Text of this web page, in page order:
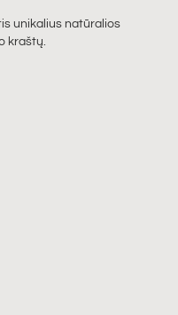
unikalius natūralios
kraštų.